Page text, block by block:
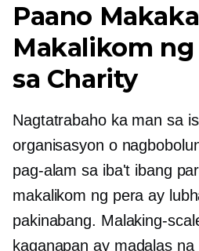
Paano
Makalikom ng
sa Charity
Nagtatrabaho ka man sa
organisasyon o
pag-alam sa iba't ibang
makalikom ng pera ay
pakinabang. Malaking-
kaganapan ay madalas